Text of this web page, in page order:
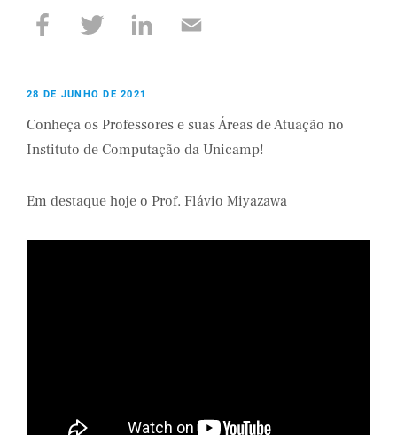
28 DE JUNHO DE 2021
Conheça os Professores e suas Áreas de Atuação no
Instituto de Computação da Unicamp!
Em destaque hoje o Prof. Flávio Miyazawa